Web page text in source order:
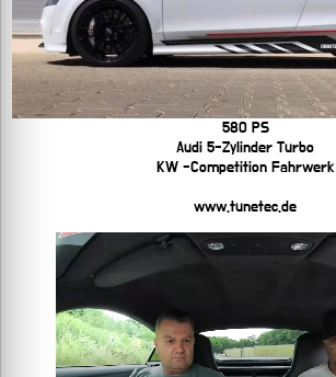
580 PS
Audi 5-Zylinder Turbo
KW -Competition Fahrwerk
www.tunetec.de